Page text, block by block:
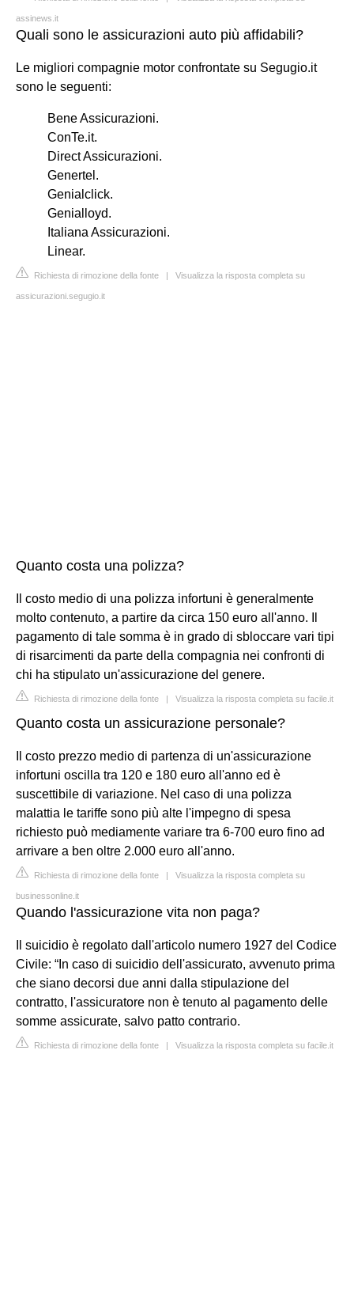
assinews.it
Quali sono le assicurazioni auto più affidabili?
Le migliori compagnie motor confrontate su Segugio.it
sono le seguenti:
Bene Assicurazioni.
ConTe.it.
Direct Assicurazioni.
Genertel.
Genialclick.
Genialloyd.
Italiana Assicurazioni.
Linear.
Richiesta di rimozione della fonte | Visualizza la risposta completa su
assicurazioni.segugio.it
Quanto costa una polizza?
Il costo medio di una polizza infortuni è generalmente
molto contenuto, a partire da circa 150 euro all'anno. Il
pagamento di tale somma è in grado di sbloccare vari tipi
di risarcimenti da parte della compagnia nei confronti di
chi ha stipulato un'assicurazione del genere.
Richiesta di rimozione della fonte | Visualizza la risposta completa su facile.it
Quanto costa un assicurazione personale?
Il costo prezzo medio di partenza di un'assicurazione
infortuni oscilla tra 120 e 180 euro all'anno ed è
suscettibile di variazione. Nel caso di una polizza
malattia le tariffe sono più alte l'impegno di spesa
richiesto può mediamente variare tra 6-700 euro fino ad
arrivare a ben oltre 2.000 euro all'anno.
Richiesta di rimozione della fonte | Visualizza la risposta completa su
businessonline.it
Quando l'assicurazione vita non paga?
Il suicidio è regolato dall'articolo numero 1927 del Codice
Civile: “In caso di suicidio dell'assicurato, avvenuto prima
che siano decorsi due anni dalla stipulazione del
contratto, l'assicuratore non è tenuto al pagamento delle
somme assicurate, salvo patto contrario.
Richiesta di rimozione della fonte | Visualizza la risposta completa su facile.it